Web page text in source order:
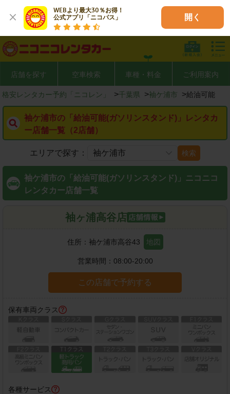
WEBより最大30％お得！
公式アプリ「ニコパス」
開く
店舗を探す 空車検索 車種・料金 ご利用案内
格安レンタカー予約「ニコレン」 >千葉県 >袖ケ浦市 >給油可能
袖ケ浦市の「給油可能(ガソリンスタンド)」レンタカ
ー店舗一覧（2店舗）
エリアで探す： 検索
袖ケ浦市の「給油可能(ガソリンスタンド)」ニコニコ
レンタカー店舗一覧
袖ヶ浦高谷店
住所： 袖ケ浦市高谷43 地図
営業時間： 08:00-20:00
この店舗で予約する
保有車両クラス
各種サービス